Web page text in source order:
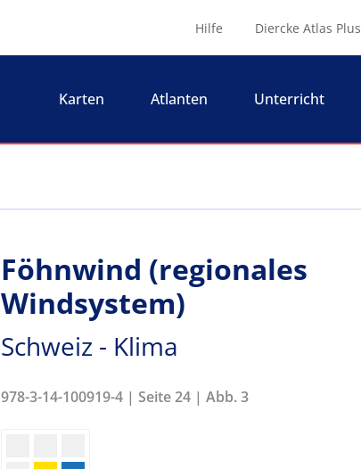
Hilfe Diercke Atlas Plus
Karten Atlanten Unterricht
Föhnwind (regionales
Windsystem)
Schweiz - Klima
978-3-14-100919-4 | Seite 24 | Abb. 3